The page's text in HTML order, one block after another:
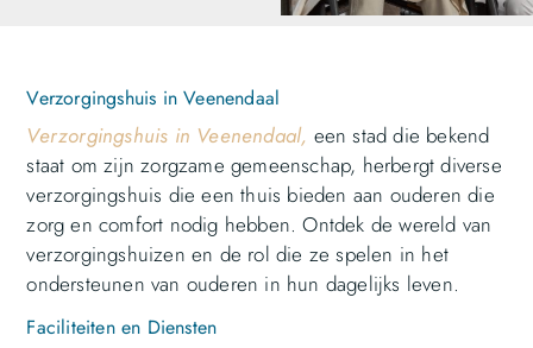
Verzorgingshuis in Veenendaal
Verzorgingshuis in Veenendaal, een stad die bekend
staat om zijn zorgzame gemeenschap, herbergt diverse
verzorgingshuis die een thuis bieden aan ouderen die
zorg en comfort nodig hebben. Ontdek de wereld van
verzorgingshuizen en de rol die ze spelen in het
ondersteunen van ouderen in hun dagelijks leven.
Faciliteiten en Diensten